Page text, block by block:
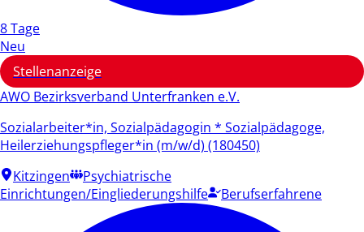
8 Tage
Neu
Stellenanzeige
AWO Bezirksverband Unterfranken e.V.
Sozialarbeiter*in, Sozialpädagogin * Sozialpädagoge,
Heilerziehungspfleger*in (m/w/d) (180450)
Kitzingen
Psychiatrische
Einrichtungen/Eingliederungshilfe
Berufserfahrene